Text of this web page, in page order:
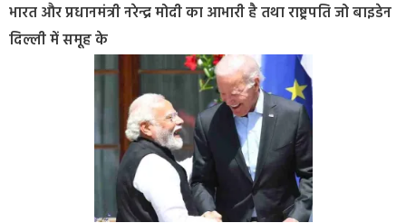
भारत और प्रधानमंत्री नरेन्द्र मोदी का आभारी है तथा राष्ट्रपति जो बाइडेन
दिल्ली में समूह के